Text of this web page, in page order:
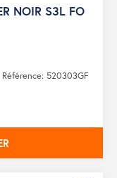
NOIR S3L FO
Référence: 520303GF